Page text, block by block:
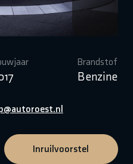
Brandstof
Benzine
Inruilvoorstel